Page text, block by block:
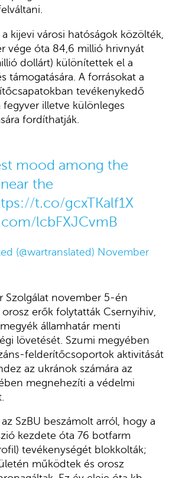
kijevi városi hatóságok közölték,
vége óta 84,6 millió hrivnyát
dollárt) különítettek el a
támogatására. A forrásokat a
tevékenykedő
fegyver illetve különleges
fordíthatják.
mood among the
the
t.co/gcxTKalf1X
lcbFXJCvmB
(@wartranslated) November
Szolgálat november 5-én
erők folytatták Csernyihiv,
államhatár menti
lövetését. Szumi megyében
felderítőcsoportok aktivitását
az ukránok számára az
megnehezíti a védelmi
SzBU beszámolt arról, hogy a
kezdete óta 76 botfarm
tevékenységét blokkolták;
működtek és orosz